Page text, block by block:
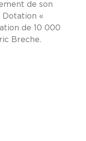
de son
Dotation «
de 10 000
Breche.